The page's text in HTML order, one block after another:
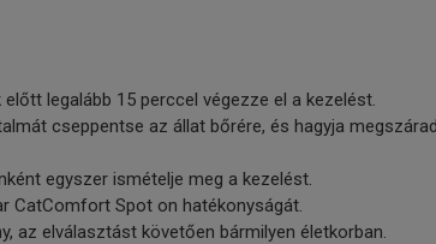
legalább 15 perccel végezze el a kezelést.
cseppentse az állat bőrére, és hagyja
egyszer ismételje meg a kezelést.
CatComfort Spot on hatékonyságát.
az elválasztást követően bármilyen életkorban.